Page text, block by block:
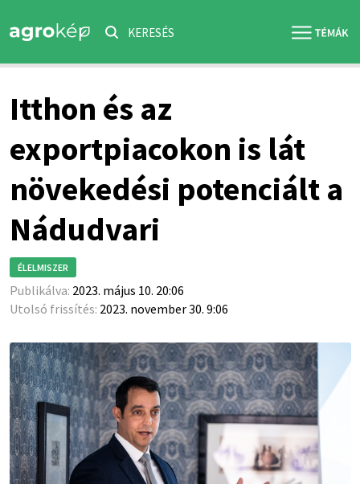
KERESÉS
Itthon és az
exportpiacokon is lát
növekedési potenciált a
Nádudvari
ÉLELMISZER
Publikálva: 2023. május 10. 20:06
Utolsó frissítés: 2023. november 30. 9:06